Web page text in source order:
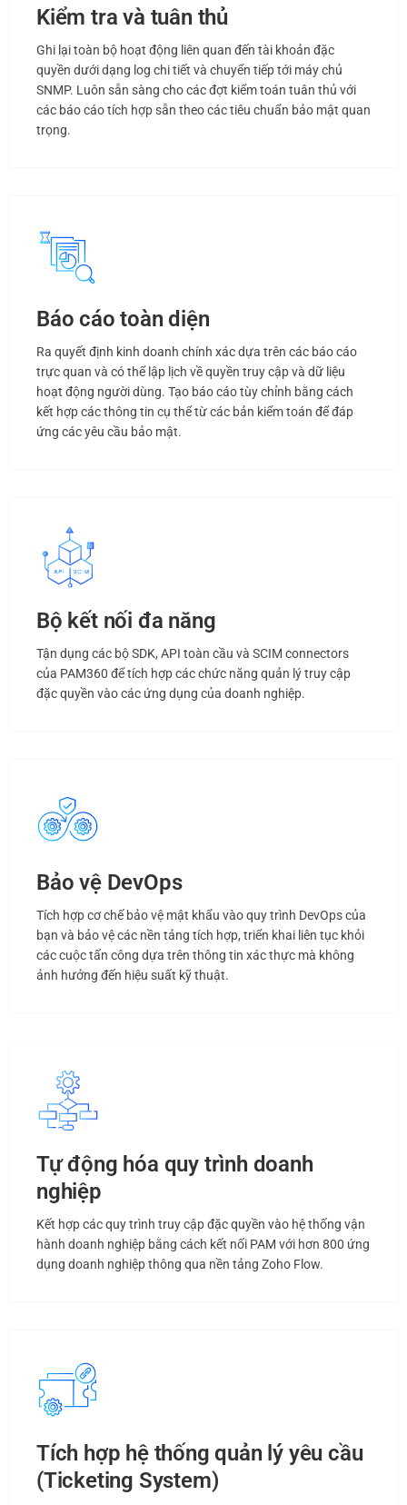
Kiểm tra và tuân thủ
Ghi lại toàn bộ hoạt động liên quan đến tài khoản đặc
quyền dưới dạng log chi tiết và chuyển tiếp tới máy chủ
SNMP. Luôn sẵn sàng cho các đợt kiểm toán tuân thủ với
các báo cáo tích hợp sẵn theo các tiêu chuẩn bảo mật quan
trọng.
Báo cáo toàn diện
Ra quyết định kinh doanh chính xác dựa trên các báo cáo
trực quan và có thể lập lịch về quyền truy cập và dữ liệu
hoạt động người dùng. Tạo báo cáo tùy chỉnh bằng cách
kết hợp các thông tin cụ thể từ các bản kiểm toán để đáp
ứng các yêu cầu bảo mật.
Bộ kết nối đa năng
Tận dụng các bộ SDK, API toàn cầu và SCIM connectors
của PAM360 để tích hợp các chức năng quản lý truy cập
đặc quyền vào các ứng dụng của doanh nghiệp.
Bảo vệ DevOps
Tích hợp cơ chế bảo vệ mật khẩu vào quy trình DevOps của
bạn và bảo vệ các nền tảng tích hợp, triển khai liên tục khỏi
các cuộc tấn công dựa trên thông tin xác thực mà không
ảnh hưởng đến hiệu suất kỹ thuật.
Tự động hóa quy trình doanh
nghiệp
Kết hợp các quy trình truy cập đặc quyền vào hệ thống vận
hành doanh nghiệp bằng cách kết nối PAM với hơn 800 ứng
dụng doanh nghiệp thông qua nền tảng Zoho Flow.
Tích hợp hệ thống quản lý yêu cầu
(Ticketing System)